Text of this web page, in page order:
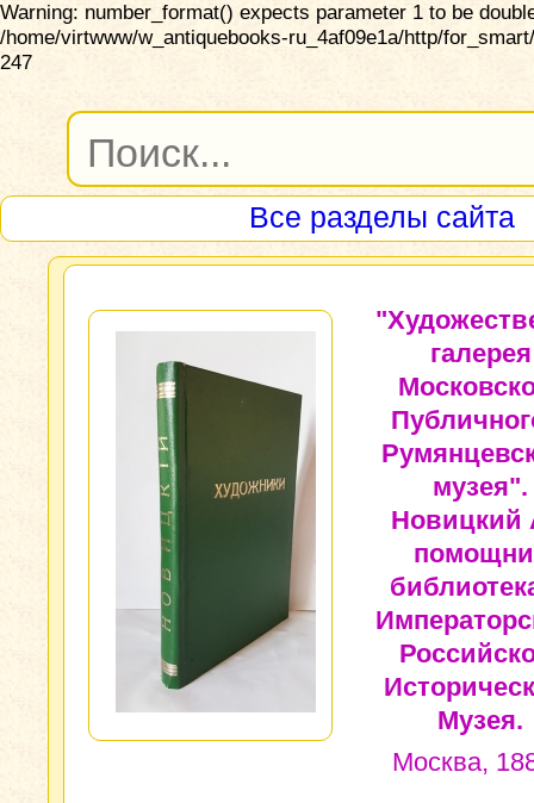
Warning: number_format() expects parameter 1 to be
/home/virtwww/w_antiquebooks-ru_4af09e1a/http/
247
Все разделы сайта
галерея
музея".
Новицкий
Музея.
Москва,